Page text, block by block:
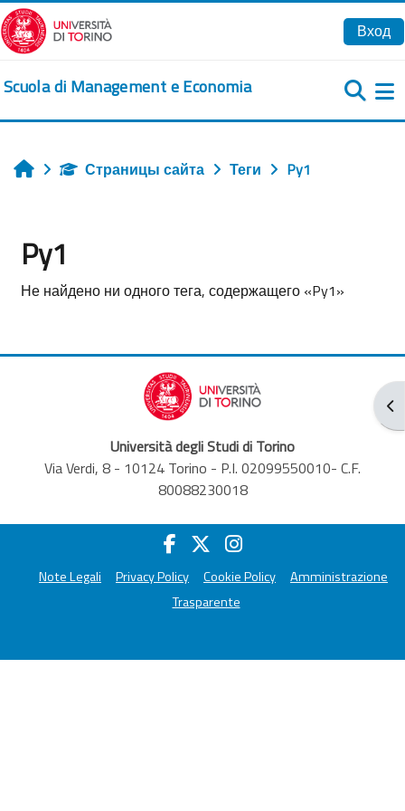
Перейти к основному содержанию
Вход
Scuola di Management e Economia
ГлавнаяСтраницы сайта Теги Py1
Py1
Не найдено ни одного тега, содержащего «Py1»
Università degli Studi di Torino
Via Verdi, 8 - 10124 Torino - P.I. 02099550010- C.F.
80088230018
Note Legali Privacy Policy Cookie Policy
Amministrazione
Trasparente